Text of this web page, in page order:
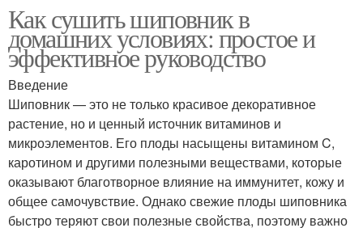
Как сушить шиповник в
домашних условиях: простое и
эффективное руководство
Введение
Шиповник — это не только красивое декоративное
растение, но и ценный источник витаминов и
микроэлементов. Его плоды насыщены витамином C,
каротином и другими полезными веществами, которые
оказывают благотворное влияние на иммунитет, кожу и
общее самочувствие. Однако свежие плоды шиповника
быстро теряют свои полезные свойства, поэтому важно